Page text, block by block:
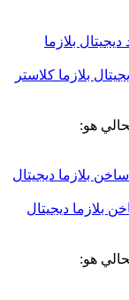
بارد ديجيتال بلازما كلاستر
هو:
بارد ساخن بلازما ديجيتال
هو: